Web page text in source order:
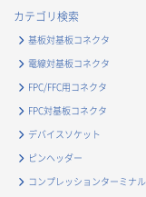
・
お客様の情報
・
お客様との取
・
お客様に対し
・
お客様からの
・
マーケティン
お取引先および業
る個人情報
・
お問い合わせ
カテゴリ検索
基板対基板コネクタ
電線対基板コネクタ
FPC/FFC用コネクタ
FPC対基板コネクタ
デバイスソケット
ピンヘッダー
コンプレッションターミナル